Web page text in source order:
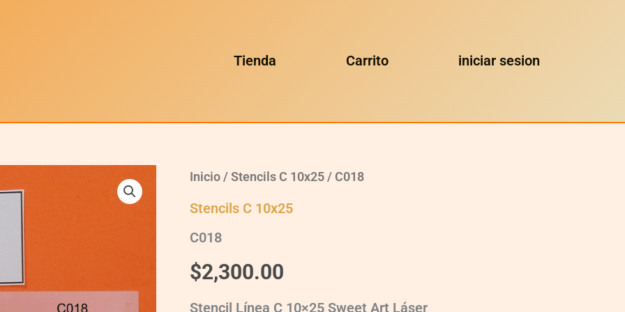
Tienda Carrito iniciar sesion
Inicio/Stencils C 10x25/ C018
Stencils C 10x25
C018
$2,300.00
Stencil Línea C 10×25 Sweet Art Láser